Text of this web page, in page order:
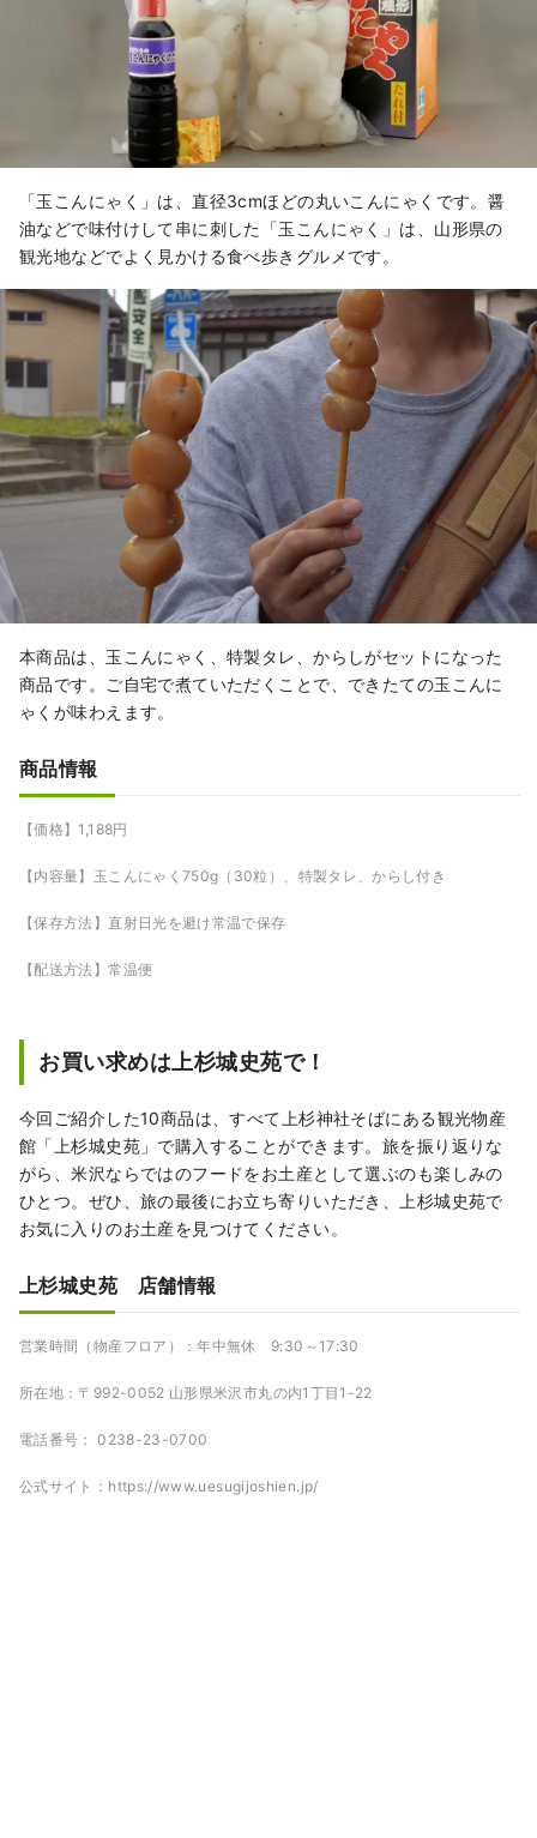
「玉こんにゃく」は、直径3cmほどの丸いこんにゃくです。醤
油などで味付けして串に刺した「玉こんにゃく」は、山形県の
観光地などでよく見かける食べ歩きグルメです。
本商品は、玉こんにゃく、特製タレ、からしがセットになった
商品です。ご自宅で煮ていただくことで、できたての玉こんに
ゃくが味わえます。
商品情報
【価格】1,188円
【内容量】玉こんにゃく750g（30粒）、特製タレ、からし付き
【保存方法】直射日光を避け常温で保存
【配送方法】常温便
お買い求めは上杉城史苑で！
今回ご紹介した10商品は、すべて上杉神社そばにある観光物産
館「上杉城史苑」で購入することができます。旅を振り返りな
がら、米沢ならではのフードをお土産として選ぶのも楽しみの
ひとつ。ぜひ、旅の最後にお立ち寄りいただき、上杉城史苑で
お気に入りのお土産を見つけてください。
上杉城史苑 店舗情報
営業時間（物産フロア）：年中無休 9:30～17:30
所在地：〒992-0052 山形県米沢市丸の内1丁目1-22
電話番号： 0238-23-0700
公式サイト：https://www.uesugijoshien.jp/